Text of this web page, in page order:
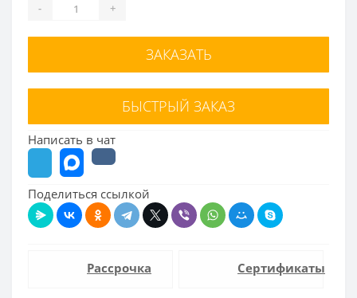
- +
ЗАКАЗАТЬ
БЫСТРЫЙ ЗАКАЗ
Написать в чат
Поделиться ссылкой
Рассрочка Сертификаты